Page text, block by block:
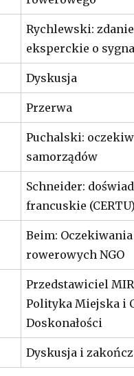
Rychlewski: zdanie
eksperckie o
Dyskusja
Przerwa
Puchalski:
samorządów
Schneider:
francuskie
Beim: Oczekiwania
rowerowych NGO
Przedstawiciel
Polityka Miejska i
Doskonałości
Dyskusja i